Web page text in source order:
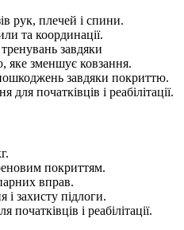
рук, плечей і спини.
та координації.
завдяки
яке зменшує ковзання.
завдяки покриттю.
початківців і реабілітації.
покриттям.
вправ.
і захисту підлоги.
початківців і реабілітації.